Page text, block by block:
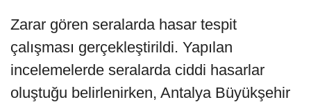
Zarar gören seralarda hasar tespit
çalışması gerçekleştirildi. Yapılan
incelemelerde seralarda ciddi hasarlar
oluştuğu belirlenirken, Antalya Büyükşehir